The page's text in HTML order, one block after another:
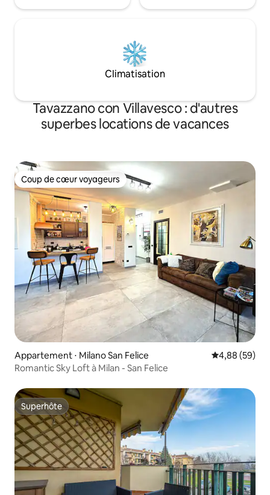
Climatisation
Tavazzano con Villavesco : d'autres
superbes locations de vacances
Coup de cœur voyageurs
Coup de cœur voyageurs
Appartement ⋅ Milano San Felice Évaluation
4,88 (59)
Romantic Sky Loft à Milan - San Felice
Superhôte
Superhôte